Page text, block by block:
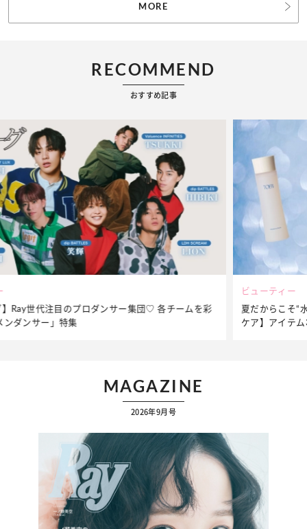
MORE
RECOMMEND
おすすめ記事
夏だからこそ“水分”が大切！くずれないメイクをつくる【保湿
ケア】アイテム3選
MAGAZINE
2026年9月号